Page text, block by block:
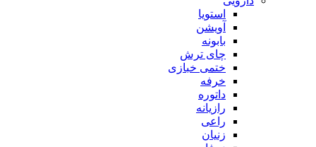
استویا
آویشن
بابونه
چای ترش
ختمی خبازی
خرفه
داتوره
رازیانه
راعی
زنیان